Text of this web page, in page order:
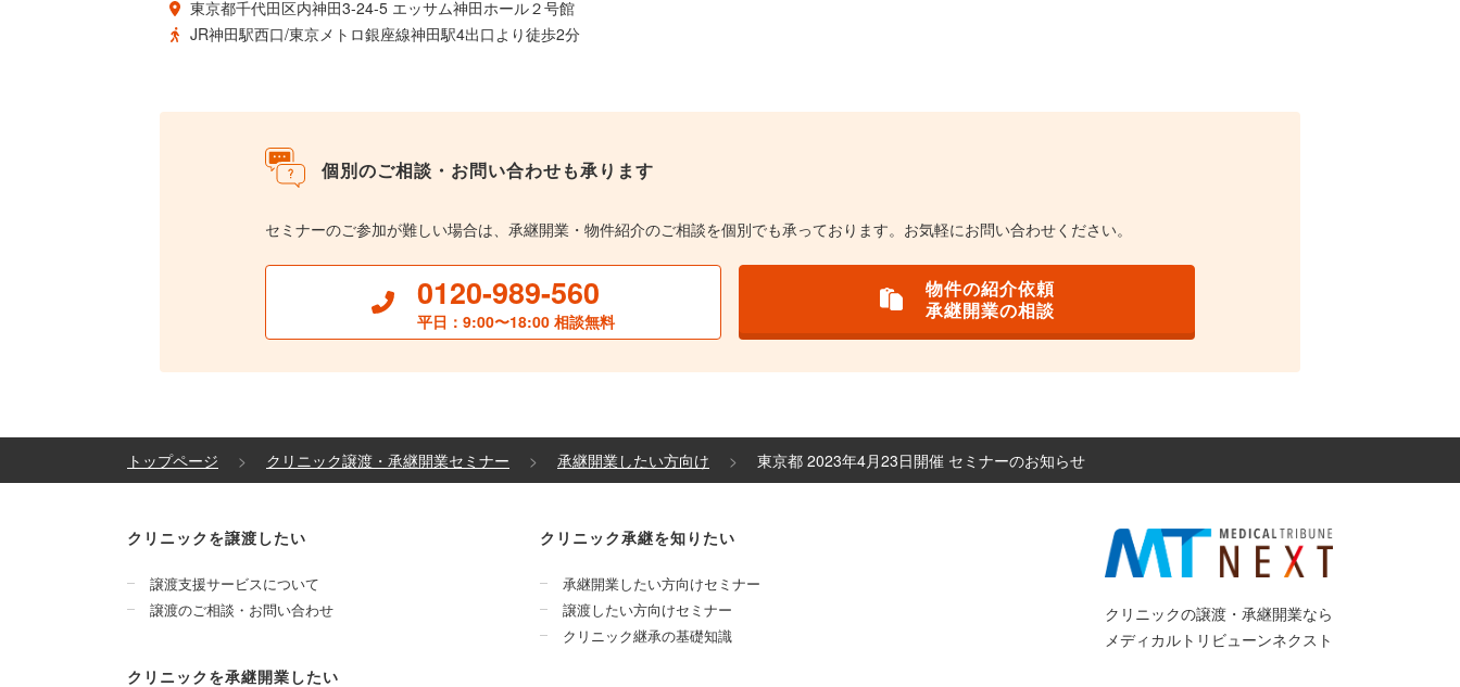
東京都千代田区内神田3-24-5 エッサム神田ホール２号館
JR神田駅西口/東京メトロ銀座線神田駅4出口より徒歩2分
個別のご相談・お問い合わせも承ります
セミナーのご参加が難しい場合は、承継開業・物件紹介のご相談を個別でも承っております。お気軽にお問い合わせください。
0120-989-560
平日：9:00〜18:00 相談無料
物件の紹介依頼
承継開業の相談
トップページ クリニック譲渡・承継開業セミナー 承継開業したい方向け 東京都 2023年4月23日開催 セミナーのお知らせ
クリニックを譲渡したい
譲渡支援サービスについて
譲渡のご相談・お問い合わせ
クリニックを承継開業したい
クリニック承継を知りたい
承継開業したい方向けセミナー
譲渡したい方向けセミナー
クリニック継承の基礎知識
クリニックの譲渡・承継開業なら
メディカルトリビューンネクスト